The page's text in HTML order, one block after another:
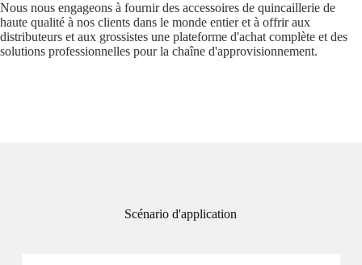
Nous nous engageons à fournir des accessoires de quincaillerie de
haute qualité à nos clients dans le monde entier et à offrir aux
distributeurs et aux grossistes une plateforme d'achat complète et des
solutions professionnelles pour la chaîne d'approvisionnement.
Scénario d'application